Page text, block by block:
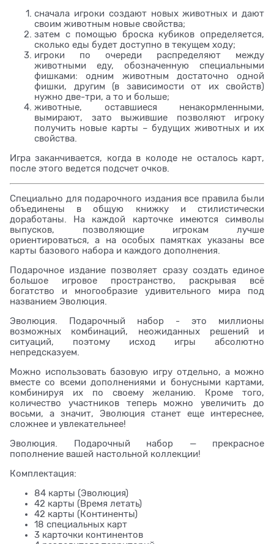
сначала игроки создают новых животных и дают
своим животным новые свойства;
затем с помощью броска кубиков определяется,
сколько еды будет доступно в текущем ходу;
игроки по очереди распределяют между
животными еду, обозначенную специальными
фишками: одним животным достаточно одной
фишки, другим (в зависимости от их свойств)
нужно две-три, а то и больше;
животные, оставшиеся ненакормленными,
вымирают, зато выжившие позволяют игроку
получить новые карты – будущих животных и их
свойства.
Игра заканчивается, когда в колоде не осталось карт,
после этого ведется подсчет очков.
Специально для подарочного издания все правила были
объединены в общую книжку и стилистически
доработаны. На каждой карточке имеются символы
выпусков, позволяющие игрокам лучше
ориентироваться, а на особых памятках указаны все
карты базового набора и каждого дополнения.
Подарочное издание позволяет сразу создать единое
большое игровое пространство, раскрывая всё
богатство и многообразие удивительного мира под
названием Эволюция.
Эволюция. Подарочный набор - это миллионы
возможных комбинаций, неожиданных решений и
ситуаций, поэтому исход игры абсолютно
непредсказуем.
Можно использовать базовую игру отдельно, а можно
вместе со всеми дополнениями и бонусными картами,
комбинируя их по своему желанию. Кроме того,
количество участников теперь можно увеличить до
восьми, а значит, Эволюция станет еще интереснее,
сложнее и увлекательнее!
Эволюция. Подарочный набор — прекрасное
пополнение вашей настольной коллекции!
Комплектация:
84 карты (Эволюция)
42 карты (Время летать)
42 карты (Континенты)
18 специальных карт
3 карточки континентов